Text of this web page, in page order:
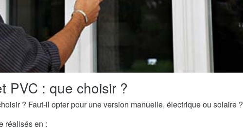
PVC : que choisir ?
? Faut-il opter pour une version manuelle, électrique ou solaire ?
réalisés en :